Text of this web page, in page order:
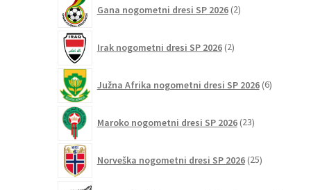
Gana nogometni dresi SP 2026 2izdelka
Irak nogometni dresi SP 2026 2izdelka
Južna Afrika nogometni dresi SP 2026 6izdelkov
Maroko nogometni dresi SP 2026 23izdelkov
Norveška nogometni dresi SP 2026 25izdelkov